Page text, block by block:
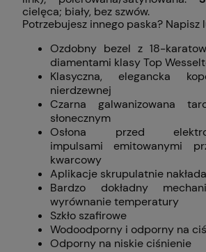
cielęca; biały, bez szwów.
Potrzebujesz innego paska? Napisz
Ozdobny bezel z 18-
diamentami klasy Top
Klasyczna, elegancka
nierdzewnej
Czarna galwanizowana
słonecznym
Osłona przed
impulsami emitowanymi
kwarcowy
Aplikacje skrupulatnie
Bardzo dokładny
wyrównanie temperatury
Szkło szafirowe
Wodoodporny i odporny na
Odporny na niskie ciśnienie